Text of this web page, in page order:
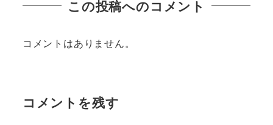
この投稿へのコメント
コメントはありません。
コメントを残す